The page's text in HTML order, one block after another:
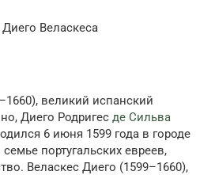
Веласкеса
великий испанский
Диего Родригес де Сильва
6 июня 1599 года в городе
португальских евреев,
Веласкес Диего (1599–1660),